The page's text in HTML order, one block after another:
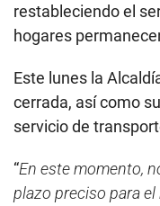
restableciendo el
hogares
Este lunes la
cerrada, así como
servicio de
“En este momento,
plazo preciso para